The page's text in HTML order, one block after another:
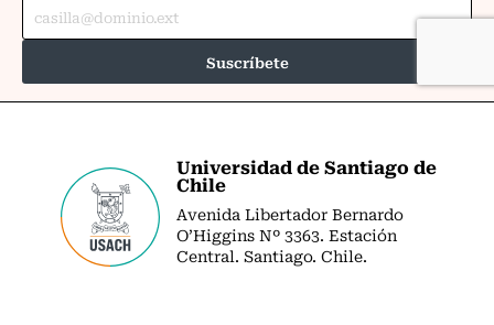
Universidad de Santiago de
Chile
Avenida Libertador Bernardo
O’Higgins Nº 3363. Estación
Central. Santiago. Chile.